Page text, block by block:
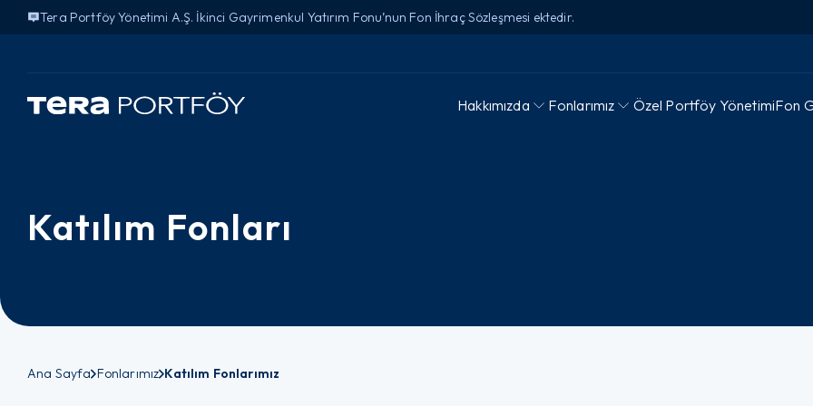
Tera Portföy Yönetimi A.Ş. İkinci Gayrimenkul Yatırım Fonu’nun Fon İhraç Sözleşmesi ektedir.
Hakkımızda Fonlarımız Özel Portföy YönetimiFon
Katılım Fonları
Ana Sayfa Fonlarımız Katılım Fonlarımız